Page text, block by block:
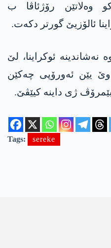
وەلاتێن رۆژئاڤا ب
ئالۆزیێ گورتر دکەت.
نەشاندینە ئوکراینا، لێ
یێن ئەورۆپی چه‌كێن
ژی داینه‌ كیێڤێ.
Tags: sereke